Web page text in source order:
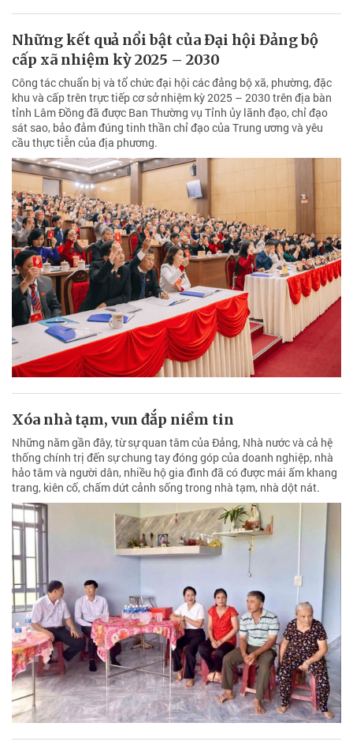
Những kết quả nổi bật của Đại hội Đảng bộ
cấp xã nhiệm kỳ 2025 – 2030
Công tác chuẩn bị và tổ chức đại hội các đảng bộ xã, phường, đặc
khu và cấp trên trực tiếp cơ sở nhiệm kỳ 2025 – 2030 trên địa bàn
tỉnh Lâm Đồng đã được Ban Thường vụ Tỉnh ủy lãnh đạo, chỉ đạo
sát sao, bảo đảm đúng tinh thần chỉ đạo của Trung ương và yêu
cầu thực tiễn của địa phương.
Xóa nhà tạm, vun đắp niềm tin
Những năm gần đây, từ sự quan tâm của Đảng, Nhà nước và cả hệ
thống chính trị đến sự chung tay đóng góp của doanh nghiệp, nhà
hảo tâm và người dân, nhiều hộ gia đình đã có được mái ấm khang
trang, kiên cố, chấm dứt cảnh sống trong nhà tạm, nhà dột nát.